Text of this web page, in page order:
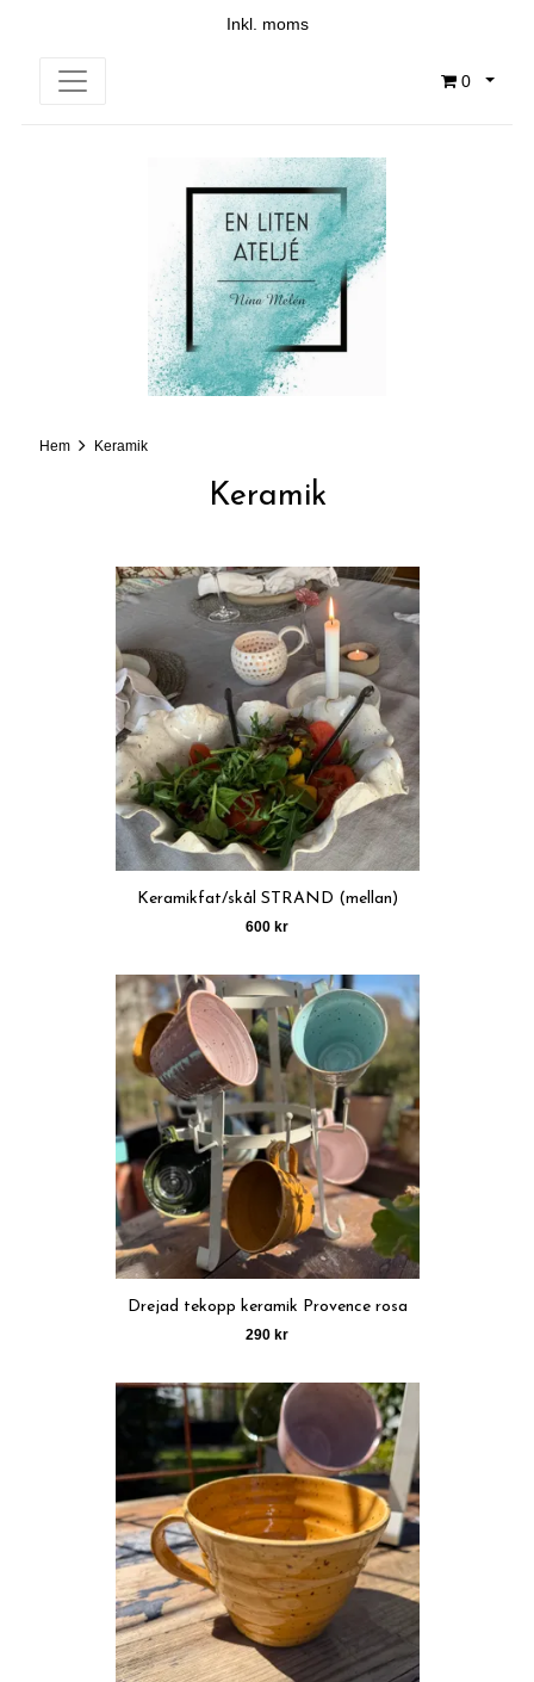
Inkl. moms
0
Hem Keramik
Keramik
Keramikfat/skål STRAND (mellan)
600 kr
Drejad tekopp keramik Provence rosa
290 kr